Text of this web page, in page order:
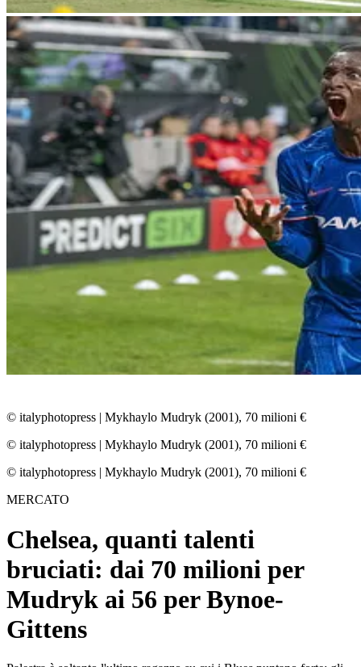
© italyphotopress | Mykhaylo Mudryk (2001), 70 milioni €
© italyphotopress | Mykhaylo Mudryk (2001), 70 milioni €
© italyphotopress | Mykhaylo Mudryk (2001), 70 milioni €
MERCATO
Chelsea, quanti talenti
bruciati: dai 70 milioni per
Mudryk ai 56 per Bynoe-
Gittens